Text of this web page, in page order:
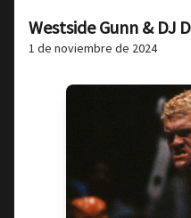
Westside Gunn & DJ
1 de noviembre de 2024